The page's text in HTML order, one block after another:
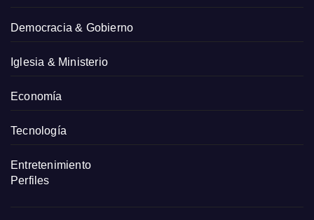
Democracia & Gobierno
Iglesia & Ministerio
Economía
Tecnología
Entretenimiento
Perfiles